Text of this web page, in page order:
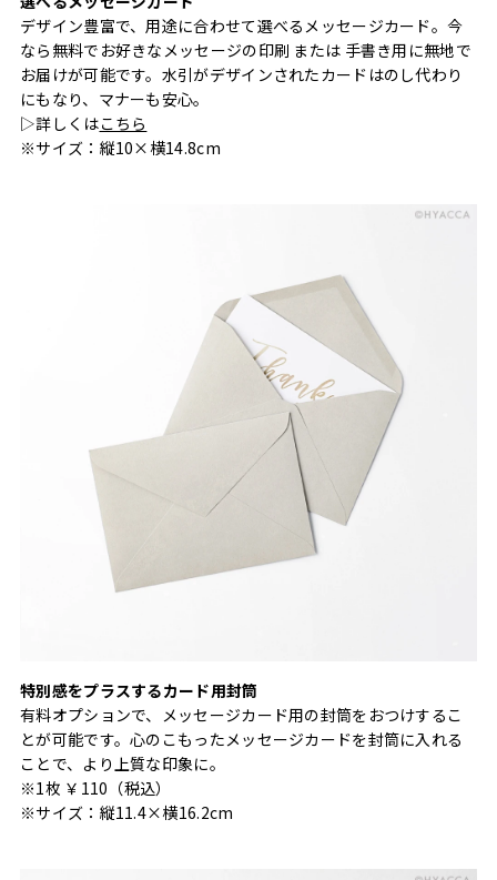
デザイン豊富で、用途に合わせて選べるメッセージカード。今
なら無料でお好きなメッセージの印刷 または 手書き用に無地で
お届けが可能です。水引がデザインされたカードはのし代わり
にもなり、マナーも安心。
▷詳しくはこちら
※サイズ：縦10×横14.8cm
特別感をプラスするカード用封筒
有料オプションで、メッセージカード用の封筒をおつけするこ
とが可能です。心のこもったメッセージカードを封筒に入れる
ことで、より上質な印象に。
※1枚 ￥110（税込）
※サイズ：縦11.4×横16.2cm